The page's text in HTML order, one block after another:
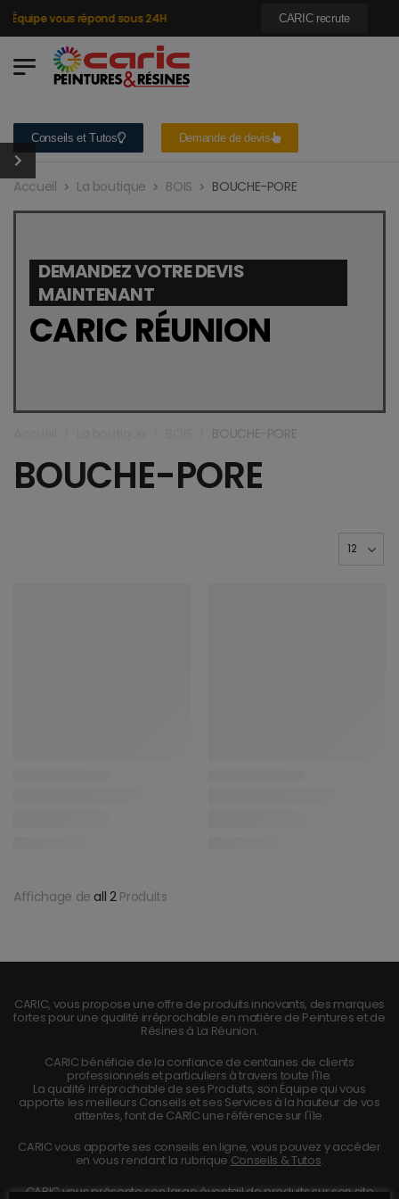
vous répond sous 24H CARIC recrute
Conseils et Tutos Demande de devis
Accueil La boutique BOIS BOUCHE-PORE
DEMANDEZ VOTRE DEVIS
MAINTENANT
CARIC RÉUNION
BOUCHE-PORE
BOUCHE-PORE
Affichage de all 2Produits
CARIC, vous propose une offre de produits innovants, des marques
fortes pour une qualité irréprochable en matière de Peintures et de
Résines à La Réunion.
CARIC bénéficie de la confiance de centaines de clients
professionnels et particuliers à travers toute l'île.
La qualité irréprochable de ses Produits, son Équipe qui vous
apporte les meilleurs Conseils et ses Services à la hauteur de vos
attentes, font de CARIC une référence sur l'île.
CARIC vous apporte ses conseils en ligne, vous pouvez y accéder
en vous rendant la rubrique Conseils & Tutos.
CARIC vous présente son large éventail de produits sur son site